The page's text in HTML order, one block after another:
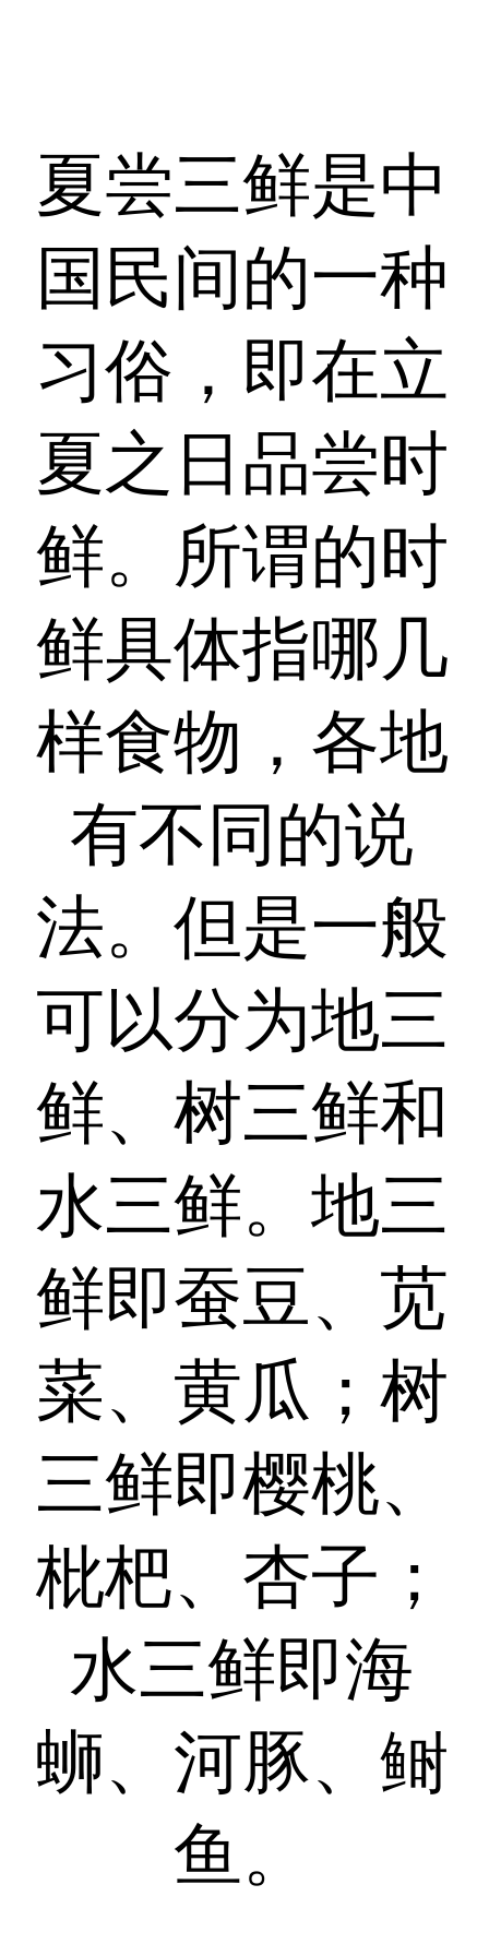
夏尝三鲜是中
国民间的一种
习俗，即在立
夏之日品尝时
鲜。所谓的时
鲜具体指哪几
样食物，各地
有不同的说
法。但是一般
可以分为地三
鲜、树三鲜和
水三鲜。地三
鲜即蚕豆、苋
菜、黄瓜；树
三鲜即樱桃、
枇杷、杏子；
水三鲜即海
蛳、河豚、鲥
鱼。